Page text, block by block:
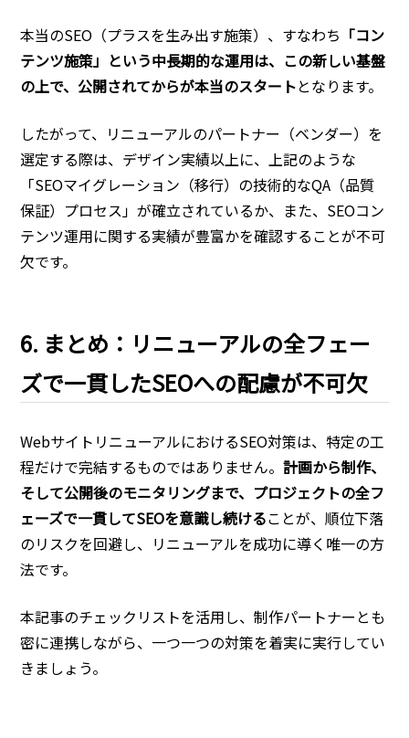
本当のSEO（プラスを生み出す施策）、すなわち 「コン
テンツ施策」という中長期的な運用は、この新しい基盤
の上で、公開されてからが本当のスタートとなります。
したがって、リニューアルのパートナー（ベンダー）を
選定する際は、デザイン実績以上に、上記のような
「SEOマイグレーション（移行）の技術的なQA（品質
保証）プロセス」が確立されているか、また、SEOコン
テンツ運用に関する実績が豊富かを確認することが不可
欠です。
6. まとめ：リニューアルの全フェー
ズで一貫したSEOへの配慮が不可欠
WebサイトリニューアルにおけるSEO対策は、特定の工
程だけで完結するものではありません。計画から制作、
そして公開後のモニタリングまで、プロジェクトの全フ
ェーズで一貫してSEOを意識し続けることが、順位下落
のリスクを回避し、リニューアルを成功に導く唯一の方
法です。
本記事のチェックリストを活用し、制作パートナーとも
密に連携しながら、一つ一つの対策を着実に実行してい
きましょう。